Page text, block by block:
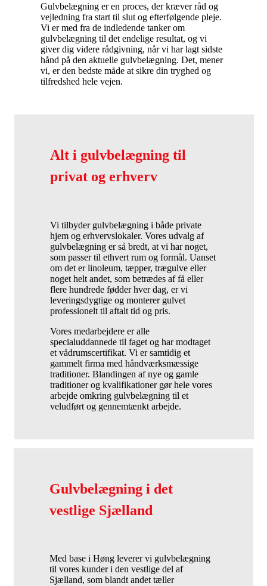
Gulvbelægning er en proces, der kræver råd og
vejledning fra start til slut og efterfølgende pleje.
Vi er med fra de indledende tanker om
gulvbelægning til det endelige resultat, og vi
giver dig videre rådgivning, når vi har lagt sidste
hånd på den aktuelle gulvbelægning. Det, mener
vi, er den bedste måde at sikre din tryghed og
tilfredshed hele vejen.
Alt i gulvbelægning til
privat og erhverv
Vi tilbyder gulvbelægning i både private
hjem og erhvervslokaler. Vores udvalg af
gulvbelægning er så bredt, at vi har noget,
som passer til ethvert rum og formål. Uanset
om det er linoleum, tæpper, trægulve eller
noget helt andet, som betrædes af få eller
flere hundrede fødder hver dag, er vi
leveringsdygtige og monterer gulvet
professionelt til aftalt tid og pris.
Vores medarbejdere er alle
specialuddannede til faget og har modtaget
et vådrumscertifikat. Vi er samtidig et
gammelt firma med håndværksmæssige
traditioner. Blandingen af nye og gamle
traditioner og kvalifikationer gør hele vores
arbejde omkring gulvbelægning til et
veludført og gennemtænkt arbejde.
Gulvbelægning i det
vestlige Sjælland
Med base i Høng leverer vi gulvbelægning
til vores kunder i den vestlige del af
Sjælland, som blandt andet tæller